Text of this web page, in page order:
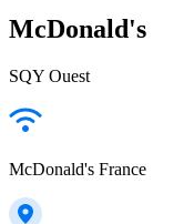
McDonald's
SQY Ouest
McDonald's France